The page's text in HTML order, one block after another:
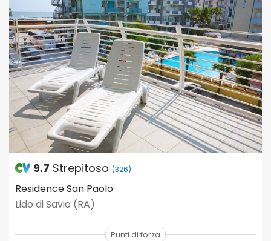
9.7 Strepitoso (326)
Residence San Paolo
Lido di Savio (RA)
Punti di forza